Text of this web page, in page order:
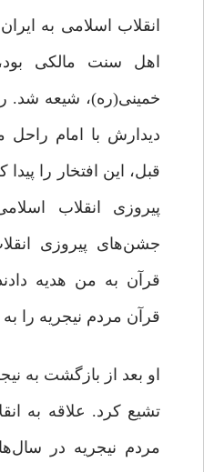
انقلاب اسلامی به
اهل سنت مالکی
خمینی‌(ره)، شیعه شد.
قبل، این افتخار را
پیروزی انقلاب
جشن‌های پیروزی
قرآن به من هدیه
قرآن مردم نیجریه را
او بعد از بازگشت به
تشیع کرد. علاقه به
مردم‌ نیجریه در‌